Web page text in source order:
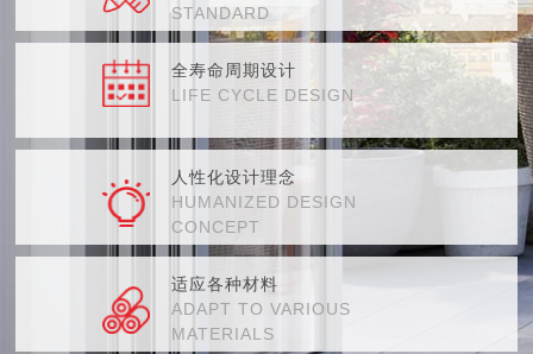
STANDARD
全寿命周期设计
LIFE CYCLE DESIGN
人性化设计理念
HUMANIZED DESIGN
CONCEPT
适应各种材料
ADAPT TO VARIOUS
MATERIALS